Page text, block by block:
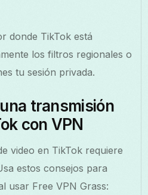
donde TikTok está
los filtros regionales o
tu sesión privada.
transmisión
con VPN
video en TikTok requiere
estos consejos para
usar Free VPN Grass: